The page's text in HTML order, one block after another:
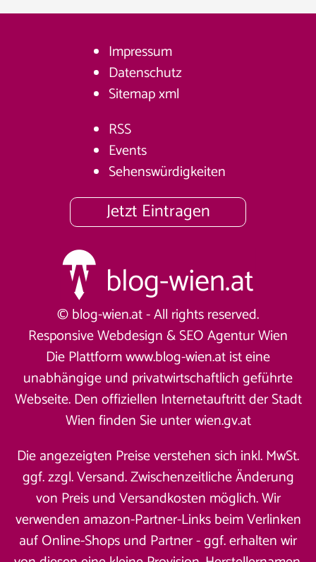
Impressum
Datenschutz
Sitemapxml
RSS
Events
Sehenswürdigkeiten
Jetzt Eintragen
© blog-wien.at - All rights reserved.
Responsive Webdesign &SEO Agentur Wien
Die Plattform www.blog-wien.at ist eine
unabhängige und privatwirtschaftlich geführte
Webseite. Den offiziellen Internetauftritt der Stadt
Wien finden Sie unterwien.gv.at
Die angezeigten Preise verstehen sich inkl. MwSt.
ggf. zzgl. Versand. Zwischenzeitliche Änderung
von Preis und Versandkosten möglich. Wir
verwenden amazon-Partner-Links beim Verlinken
auf Online-Shops und Partner - ggf. erhalten wir